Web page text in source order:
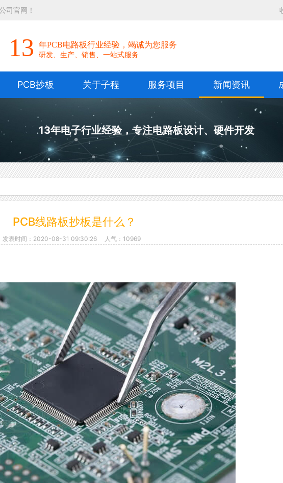
司官网！
13 年PCB电路板行业经验，竭诚为您服务
研发、生产、销售、一站式服务
PCB抄板 关于子程 服务项目 新闻资讯
13年电子行业经验，专注电路板设计、硬件开发
PCB线路板抄板是什么？
发表时间：2020-08-31 09:30:26 人气：10969